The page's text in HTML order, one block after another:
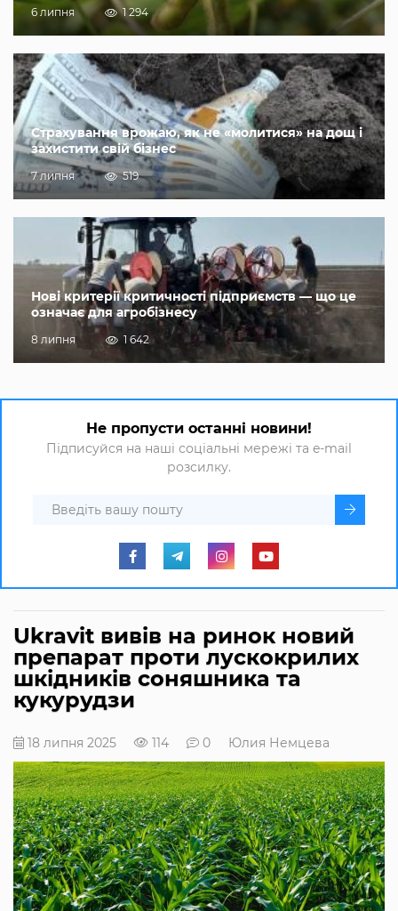
6 липня 1 294
Страхування врожаю, як не «молитися» на дощ і
захистити свій бізнес
7 липня 519
Нові критерії критичності підприємств — що це
означає для агробізнесу
8 липня 1 642
Не пропусти останні новини!
Підписуйся на наші соціальні мережі та e-mail
розсилку.
Ukravit вивів на ринок новий
препарат проти лускокрилих
шкідників соняшника та
кукурудзи
18 липня 2025 114 0 Юлия Немцева